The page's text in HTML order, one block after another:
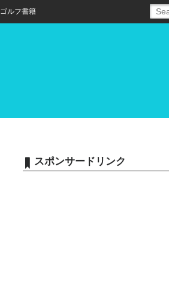
スポンサードリンク
ゴルフ書籍